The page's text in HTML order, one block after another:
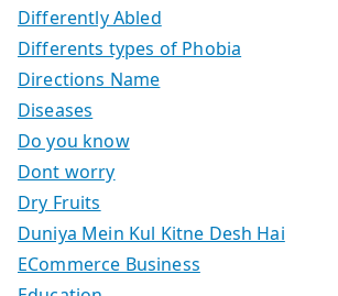
Differently Abled
Differents types of Phobia
Directions Name
Diseases
Do you know
Dont worry
Dry Fruits
Duniya Mein Kul Kitne Desh Hai
ECommerce Business